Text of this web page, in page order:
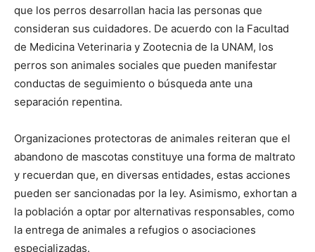
que los perros desarrollan hacia las personas que
consideran sus cuidadores. De acuerdo con la Facultad
de Medicina Veterinaria y Zootecnia de la UNAM, los
perros son animales sociales que pueden manifestar
conductas de seguimiento o búsqueda ante una
separación repentina.
Organizaciones protectoras de animales reiteran que el
abandono de mascotas constituye una forma de maltrato
y recuerdan que, en diversas entidades, estas acciones
pueden ser sancionadas por la ley. Asimismo, exhortan a
la población a optar por alternativas responsables, como
la entrega de animales a refugios o asociaciones
especializadas.